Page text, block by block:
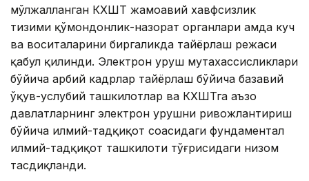
мўлжалланган КХШТ жамоавий хавфсизлик
тизими қўмондонлик-назорат органлари ҳамда куч
ва воситаларини биргаликда тайёрлаш режаси
қабул қилинди. Электрон уруш мутахассисликлари
бўйича ҳарбий кадрлар тайёрлаш бўйича базавий
ўқув-услубий ташкилотлар ва КХШТга аъзо
давлатларнинг электрон урушни ривожлантириш
бўйича илмий-тадқиқот соҳасидаги фундаментал
илмий-тадқиқот ташкилоти тўғрисидаги низом
тасдиқланди.